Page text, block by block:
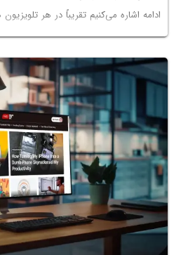
ادامه اشاره می‌کنیم تقریباً در هر
آی‌تی در ادامه مطلب همراه باشید.